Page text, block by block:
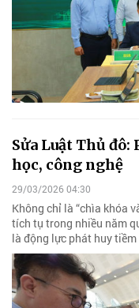
Sửa Luật Thủ
học, công nghệ
29/03/2026 04:30
Không chỉ là “chìa khóa
tích tụ trong nhiều năm
là động lực phát huy